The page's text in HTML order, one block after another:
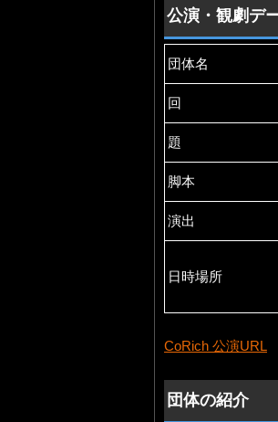
公演・観劇デ
団体名
回
題
脚本
演出
日時場所
CoRich 公演URL
団体の紹介